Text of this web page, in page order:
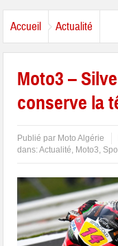
Accueil Actualité
Moto3 –
conserve la
Publié par Moto Algérie
dans:Actualité, Moto3,